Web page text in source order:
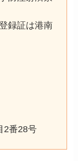
録証は港南
2番28号